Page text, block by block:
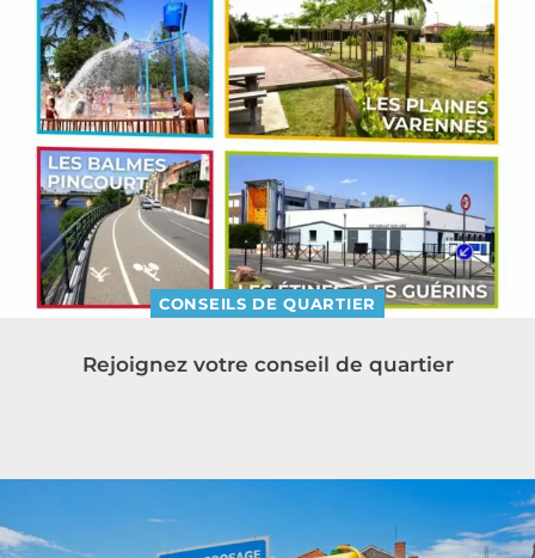
CONSEILS DE QUARTIER
Rejoignez votre conseil de quartier